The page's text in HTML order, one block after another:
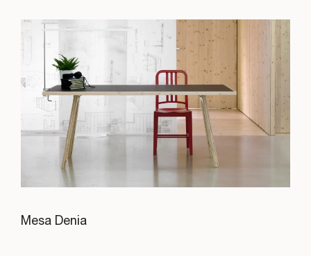
Mesa Denia